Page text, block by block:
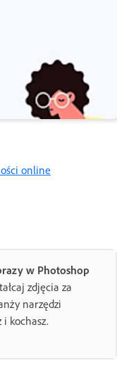
online
w Photoshop
zdjęcia za
narzędzi
i kochasz.